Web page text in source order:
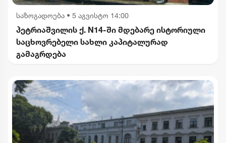
საზოგადოება • 5 აგვისტო 14:00
პეტრიაშვილის ქ. N14-ში მდებარე ისტორიული
საცხოვრებელი სახლი კაპიტალურად
გამაგრდება